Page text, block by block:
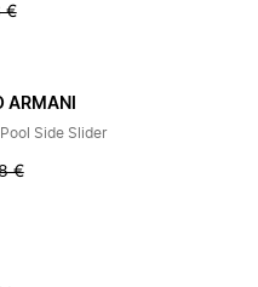
€
ARMANI
Pool Side Slider
€